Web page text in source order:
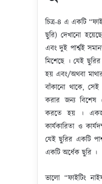
চিত্র-৪ এ একটি
ছুরি) দেখানো
এবং দুই পার্শ্বই
মিশেছে । যেই ছুরির
হয় এবং/অথবা
বাঁকানো থাকে, সেই
করার জন্য বিশেষ
করতে হয় ।
কার্যকারিতা ও
যেই ছুরির একটি
একটি অর্ধেক ছুরি ।
ভালো “ফাইটিং